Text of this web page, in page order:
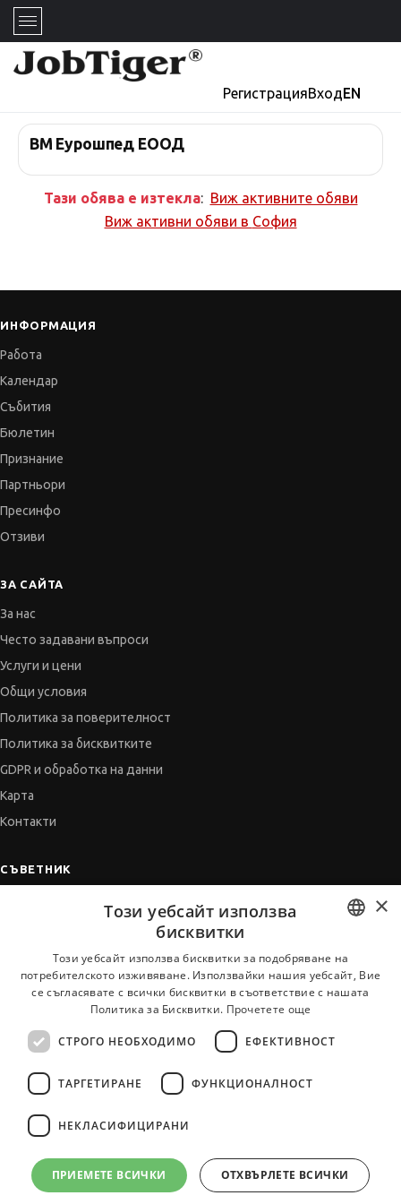
РегистрацияВходEN
ВМ Еурошпед ЕООД
Тази обява е изтекла: Виж активните обяви
Виж активни обяви в София
ИНФОРМАЦИЯ
Работа
Календар
Събития
Бюлетин
Признание
Партньори
Пресинфо
Отзиви
ЗА САЙТА
За нас
Често задавани въпроси
Услуги и цени
Общи условия
Политика за поверителност
Политика за бисквитките
GDPR и обработка на данни
Карта
Контакти
СЪВЕТНИК
Когато получим оферта
Vihra AI
За новодошли
Всички услуги на JobTiger
BULGARIAN
ENGLISH
×
Този уебсайт използва
бисквитки
Този уебсайт използва бисквитки за подобряване на
потребителското изживяване. Използвайки нашия уебсайт, Вие
се съгласявате с всички бисквитки в съответствие с нашата
Политика за Бисквитки. Прочетете още
СТРОГО НЕОБХОДИМО ЕФЕКТИВНОСТ
ТАРГЕТИРАНЕ ФУНКЦИОНАЛНОСТ
НЕКЛАСИФИЦИРАНИ
ПРИЕМЕТЕ ВСИЧКИ ОТХВЪРЛЕТЕ ВСИЧКИ